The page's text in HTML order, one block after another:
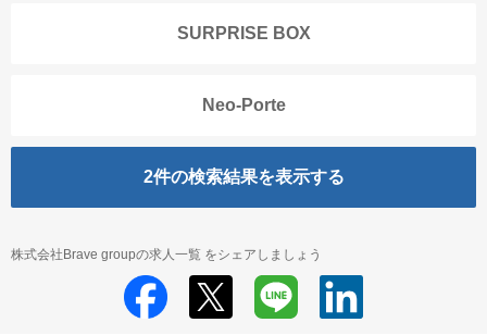
SURPRISE BOX
Neo-Porte
2件の検索結果を表示する
株式会社Brave groupの求人一覧 をシェアしましょう